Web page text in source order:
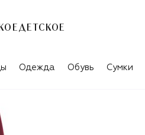
ДЕТСКОЕ
Одежда Обувь Сумки